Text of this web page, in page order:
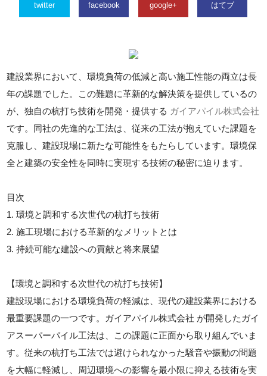
twitter facebook google+ はてブ
建設業界において、環境負荷の低減と高い施工性能の両立は長
年の課題でした。この難題に革新的な解決策を提供しているの
が、独自の杭打ち技術を開発・提供する ガイアパイル株式会社
です。同社の先進的な工法は、従来の工法が抱えていた課題を
克服し、建設現場に新たな可能性をもたらしています。環境保
全と建築の安全性を同時に実現する技術の秘密に迫ります。
目次
1. 環境と調和する次世代の杭打ち技術
2. 施工現場における革新的なメリットとは
3. 持続可能な建設への貢献と将来展望
【環境と調和する次世代の杭打ち技術】
建設現場における環境負荷の軽減は、現代の建設業界における
最重要課題の一つです。ガイアパイル株式会社 が開発したガイ
アスーパーパイル工法は、この課題に正面から取り組んでいま
す。従来の杭打ち工法では避けられなかった騒音や振動の問題
を大幅に軽減し、周辺環境への影響を最小限に抑える技術を実